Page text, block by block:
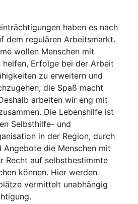
haben es nach
dem regulären Arbeitsmarkt.
wollen Menschen mit
helfen, Erfolge bei der Arbeit
zu erweitern und
die Spaß macht
arbeiten wir eng mit
Die Lebenshilfe ist
Selbsthilfe- und
in der Region, durch
Angebote die Menschen mit
Recht auf selbstbestimmte
können. Hier werden
vermittelt unabhängig